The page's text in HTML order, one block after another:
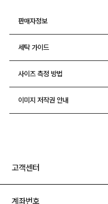
판매자정보
세탁 가이드
사이즈 측정 방법
이미지 저작권 안내
고객센터
계좌번호